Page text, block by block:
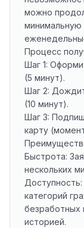
можно
минимальную
Процесс
Шаг 1:
(5 минут).
Шаг 2:
(10 минут).
Шаг 3:
карту
Быстрота:
нескольких
категорий
безработных
историей.